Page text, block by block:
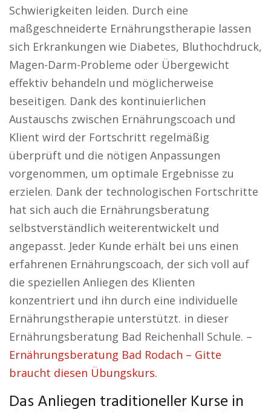
Schwierigkeiten leiden. Durch eine
maßgeschneiderte Ernährungstherapie lassen
sich Erkrankungen wie Diabetes, Bluthochdruck,
Magen-Darm-Probleme oder Übergewicht
effektiv behandeln und möglicherweise
beseitigen. Dank des kontinuierlichen
Austauschs zwischen Ernährungscoach und
Klient wird der Fortschritt regelmäßig
überprüft und die nötigen Anpassungen
vorgenommen, um optimale Ergebnisse zu
erzielen. Dank der technologischen Fortschritte
hat sich auch die Ernährungsberatung
selbstverständlich weiterentwickelt und
angepasst. Jeder Kunde erhält bei uns einen
erfahrenen Ernährungscoach, der sich voll auf
die speziellen Anliegen des Klienten
konzentriert und ihn durch eine individuelle
Ernährungstherapie unterstützt. in dieser
Ernährungsberatung Bad Reichenhall Schule. –
Ernährungsberatung Bad Rodach – Gitte
braucht diesen Übungskurs.
Das Anliegen traditioneller Kurse in